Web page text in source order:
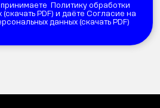
Политику обработки
(скачать PDF) и даёте Согласие на
данных (скачать PDF)